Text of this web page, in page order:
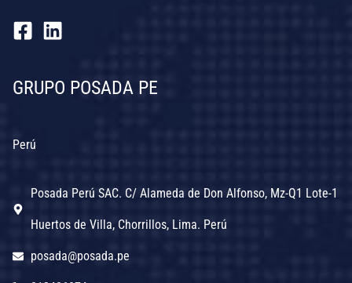
GRUPO POSADA PE
Perú
Posada Perú SAC. C/ Alameda de Don Alfonso, Mz-Q1 Lote-1
Huertos de Villa, Chorrillos, Lima. Perú
posada@posada.pe